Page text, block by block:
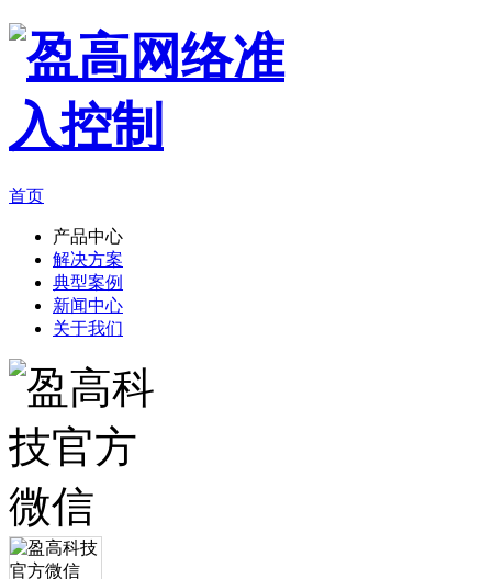
首页
产品中心
解决方案
典型案例
新闻中心
关于我们